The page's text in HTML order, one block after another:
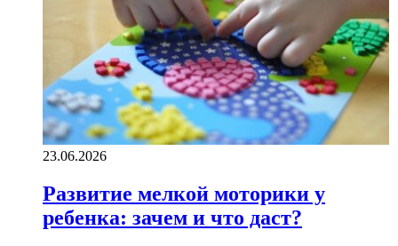
23.06.2026
Развитие мелкой моторики у
ребенка: зачем и что даст?